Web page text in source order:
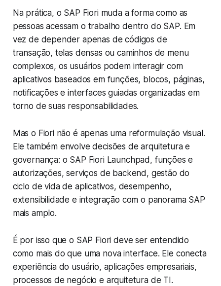
Na prática, o SAP Fiori muda a forma como as
pessoas acessam o trabalho dentro do SAP. Em
vez de depender apenas de códigos de
transação, telas densas ou caminhos de menu
complexos, os usuários podem interagir com
aplicativos baseados em funções, blocos, páginas,
notificações e interfaces guiadas organizadas em
torno de suas responsabilidades.
Mas o Fiori não é apenas uma reformulação visual.
Ele também envolve decisões de arquitetura e
governança: o SAP Fiori Launchpad, funções e
autorizações, serviços de backend, gestão do
ciclo de vida de aplicativos, desempenho,
extensibilidade e integração com o panorama SAP
mais amplo.
É por isso que o SAP Fiori deve ser entendido
como mais do que uma nova interface. Ele conecta
experiência do usuário, aplicações empresariais,
processos de negócio e arquitetura de TI.